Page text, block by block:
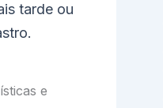
tarde ou
e